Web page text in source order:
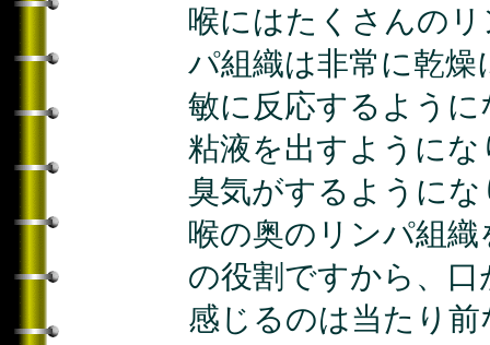
喉にはたくさんの
パ組織は非常に乾
敏に反応するよう
粘液を出すように
臭気がするようにな
喉の奥のリンパ組
の役割ですから、
感じるのは当たり